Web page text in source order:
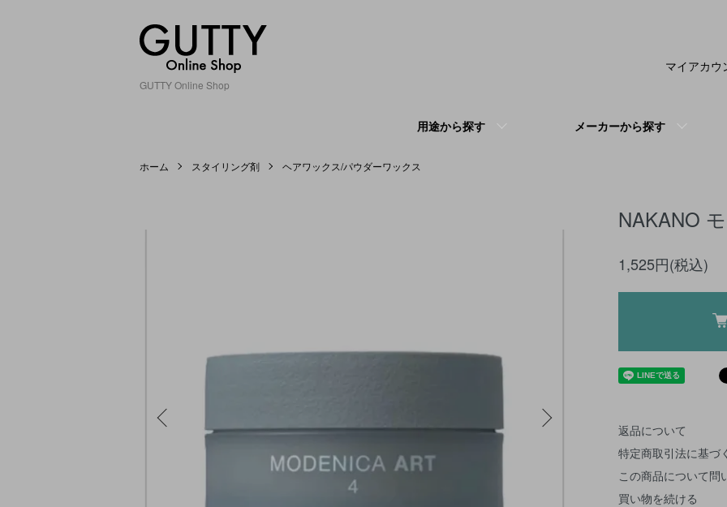
GUTTY Online Shop
用途から探す メーカーから探す
マイアカウ
ホーム スタイリング剤 ヘアワックス/パウダーワックス
NAKANO
1,525円(税込)
返品について
特定商取引法に基づ
この商品について問
買い物を続ける